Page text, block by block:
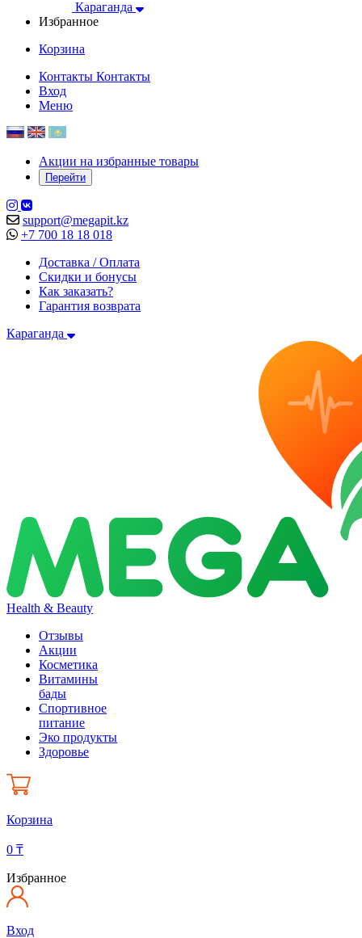
Караганда
Избранное
Корзина
Контакты Контакты
Вход
Меню
Акции на избранные товары
Перейти
support@megapit.kz
+7 700 18 18 018
Доставка / Оплата
Скидки и бонусы
Как заказать?
Гарантия возврата
Караганда
Health & Beauty
Отзывы
Акции
Косметика
Витамины
бады
Спортивное
питание
Эко продукты
Здоровье
Корзина
0 ₸
Избранное
Вход